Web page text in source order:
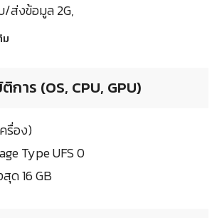
/ส่งข้อมูล 2G,
ม
การ (OS, CPU, GPU)
รื่อง)
Type UFS 0
ด 16 GB